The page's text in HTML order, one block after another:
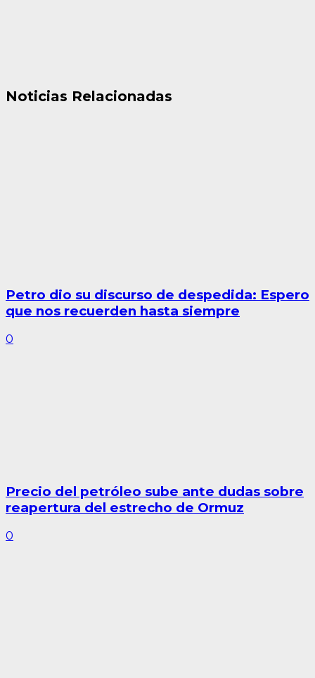
Noticias Relacionadas
Petro dio su discurso de despedida: Espero
que nos recuerden hasta siempre
0
Precio del petróleo sube ante dudas sobre
reapertura del estrecho de Ormuz
0